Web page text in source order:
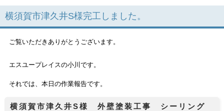
横須賀市津久井S様完工しました。
ご覧いただきありがとうございます。
エスユープレイスの小川です。
それでは、本日の作業報告です。
横須賀市津久井S様 外壁塗装工事 シーリング